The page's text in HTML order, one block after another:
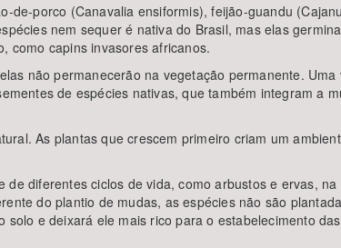
de-porco (Canavalia ensiformis), feijão-guandu
nem sequer é nativa do Brasil, mas elas
como capins invasores africanos.
não permanecerão na vegetação permanente.
de espécies nativas, que também integram a
As plantas que crescem primeiro criam um
diferentes ciclos de vida, como arbustos e ervas,
do plantio de mudas, as espécies não são
e deixará ele mais rico para o estabelecimento